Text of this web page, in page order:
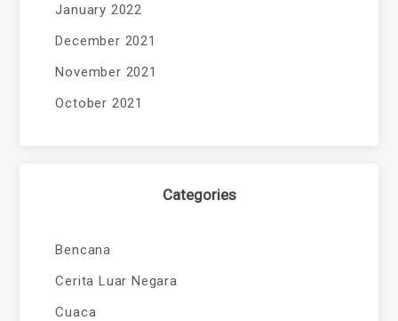
January 2022
December 2021
November 2021
October 2021
Categories
Bencana
Cerita Luar Negara
Cuaca